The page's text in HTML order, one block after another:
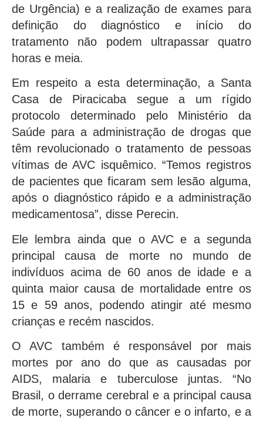
de Urgência) e a realização de exames para
definição do diagnóstico e início do
tratamento não podem ultrapassar quatro
horas e meia.
Em respeito a esta determinação, a Santa
Casa de Piracicaba segue a um rígido
protocolo determinado pelo Ministério da
Saúde para a administração de drogas que
têm revolucionado o tratamento de pessoas
vítimas de AVC isquêmico. “Temos registros
de pacientes que ficaram sem lesão alguma,
após o diagnóstico rápido e a administração
medicamentosa”, disse Perecin.
Ele lembra ainda que o AVC e a segunda
principal causa de morte no mundo de
indivíduos acima de 60 anos de idade e a
quinta maior causa de mortalidade entre os
15 e 59 anos, podendo atingir até mesmo
crianças e recém nascidos.
O AVC também é responsável por mais
mortes por ano do que as causadas por
AIDS, malaria e tuberculose juntas. “No
Brasil, o derrame cerebral e a principal causa
de morte, superando o câncer e o infarto, e a